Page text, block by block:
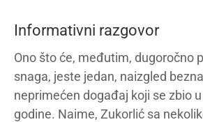
Informativni razgovor
Ono što će, međutim, dugoročno
snaga, jeste jedan, naizgled
neprimećen događaj koji se zbio
godine. Naime, Zukorlić sa